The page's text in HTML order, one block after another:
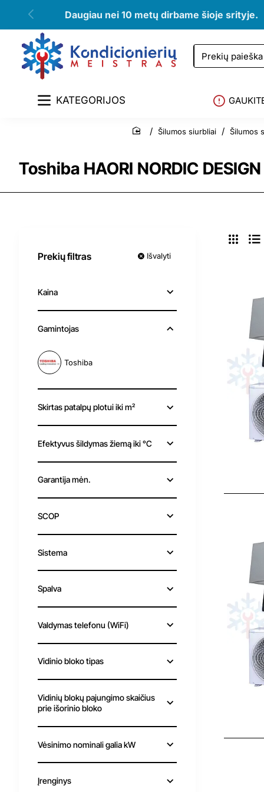
Daugiau nei 10 metų dirbame šioje srityje.
Prekių
paieška
KATEGORIJOS
Toshiba HAORI NORDIC
home
Šilumos siurbliai Šilumos
Prekių filtras Išvalyti
Kaina
Gamintojas
Toshiba
Skirtas patalpų plotui iki m²
Efektyvus šildymas žiemą iki °C
Garantija mėn.
SCOP
Sistema
Spalva
Valdymas telefonu (WiFi)
Vidinio bloko tipas
Vidinių blokų pajungimo skaičius
prie išorinio bloko
Vėsinimo nominali galia kW
Įrenginys